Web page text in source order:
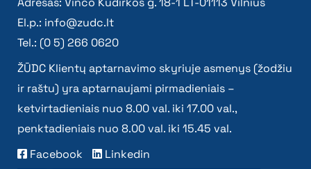
El.p.: info@zudc.lt
Tel.: (0 5) 266 0620
ŽŪDC Klientų aptarnavimo skyriuje asmenys (žodžiu
ir raštu) yra aptarnaujami pirmadieniais –
ketvirtadieniais nuo 8.00 val. iki 17.00 val.,
penktadieniais nuo 8.00 val. iki 15.45 val.
Facebook
Linkedin